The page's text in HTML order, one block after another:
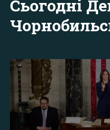
Сьогодні